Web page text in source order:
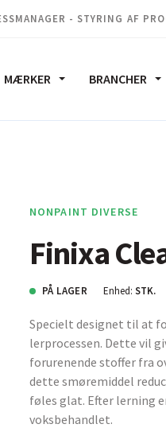
- STYRING AF
MÆRKER BRANCHER
NONPAINT DIVERSE
Finixa
PÅ LAGER Enhed: STK.
Specielt designet til at
lerprocessen. Dette vil
forurenende stoffer fra
dette smøremiddel
føles glat. Efter lerning
voksbehandlet.